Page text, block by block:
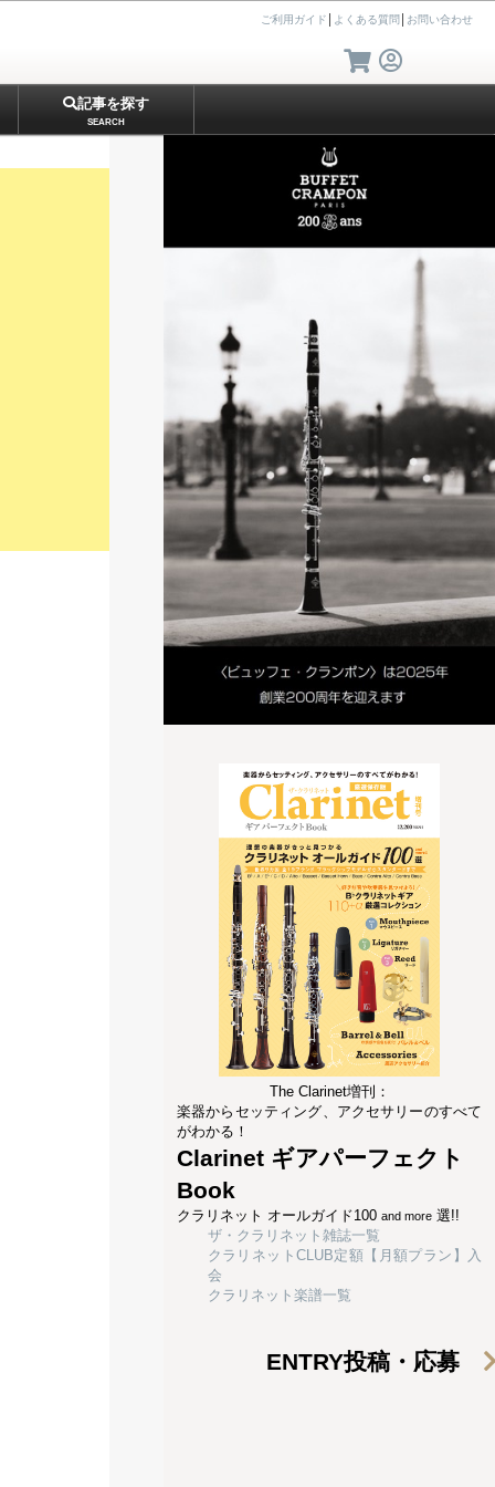
ご利用ガイド よくある質問 お問い合わせ
記事を探す
SEARCH
The Clarinet増刊：
楽器からセッティング、アクセサリーのすべて
がわかる！
Clarinet ギアパーフェクト
Book
クラリネット オールガイド100 and more 選!!
ザ・クラリネット雑誌一覧
クラリネットCLUB定額【月額プラン】入
会
クラリネット楽譜一覧
ENTRY投稿・応募